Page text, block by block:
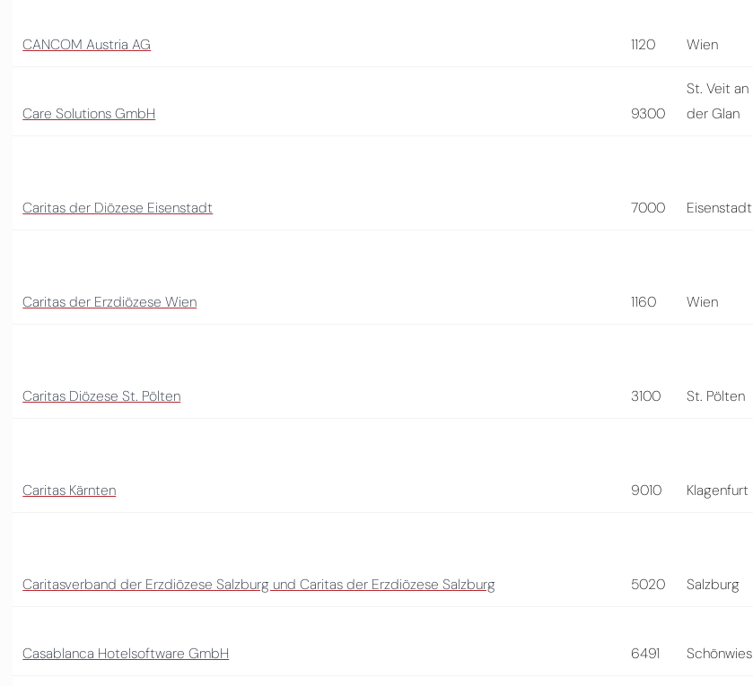
CANCOM Austria AG 1120 Wien
Care Solutions GmbH 9300
St. Veit an
der Glan
Caritas der Diözese Eisenstadt 7000 Eisenstadt
Caritas der Erzdiözese Wien 1160 Wien
Caritas Diözese St. Pölten 3100 St. Pölten
Caritas Kärnten 9010 Klagenfurt
Caritasverband der Erzdiözese Salzburg und Caritas der Erzdiözese Salzburg 5020 Salzburg
Casablanca Hotelsoftware GmbH 6491 Schönwies